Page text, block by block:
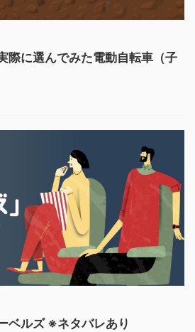
際に選んでみた電動自転車（子
ベルズ ※ネタバレあり